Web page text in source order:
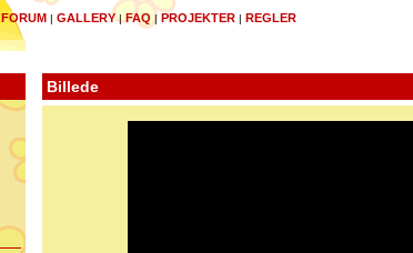
FORUM | GALLERY|FAQ | PROJEKTER | REGLER
Billede